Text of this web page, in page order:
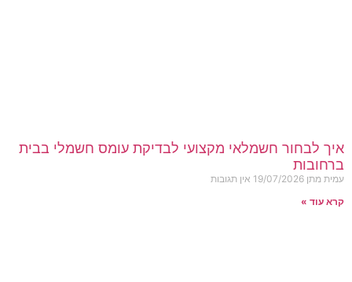
איך לבחור חשמלאי מקצועי לבדיקת עומס חשמלי בבית
ברחובות
עמית מתן 19/07/2026 אין תגובות
קרא עוד »